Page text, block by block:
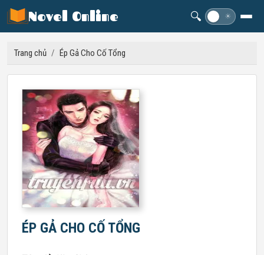
Novel Online 🔍 ☀
Trang chủ / Ép Gả Cho Cố Tổng
ÉP GẢ CHO CỐ TỔNG